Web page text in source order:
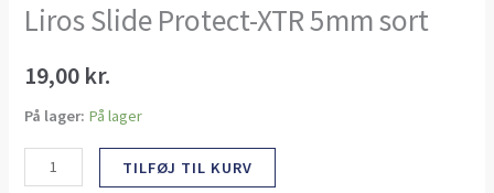
Liros Slide Protect-XTR 5mm sort
19,00 kr.
På lager: På lager
TILFØJ TIL KURV